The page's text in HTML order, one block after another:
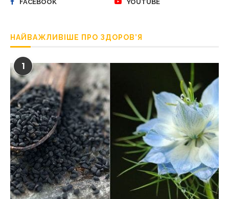
FACEBOOK YOUTUBE
НАЙВАЖЛИВІШЕ ПРО ЗДОРОВ’Я
1